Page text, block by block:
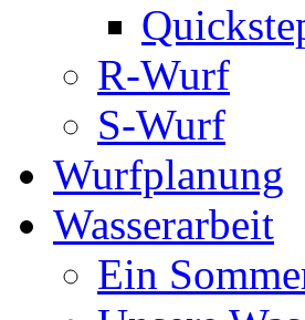
R-Wurf
S-Wurf
Wurfplanung
Wasserarbeit
Ein